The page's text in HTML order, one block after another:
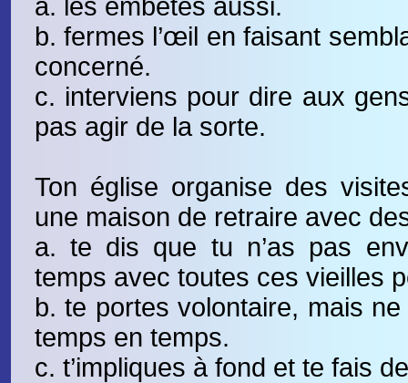
a. les embêtes aussi.
b. fermes l’œil en faisant
concerné.
c. interviens pour dire aux
pas agir de la sorte.
Ton église organise des
une maison de retraire avec
a. te dis que tu n’as pas
temps avec toutes ces vieilles
b. te portes volontaire, mais
temps en temps.
c. t’impliques à fond et te fais